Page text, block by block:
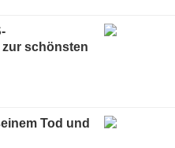
schönsten
Tod und